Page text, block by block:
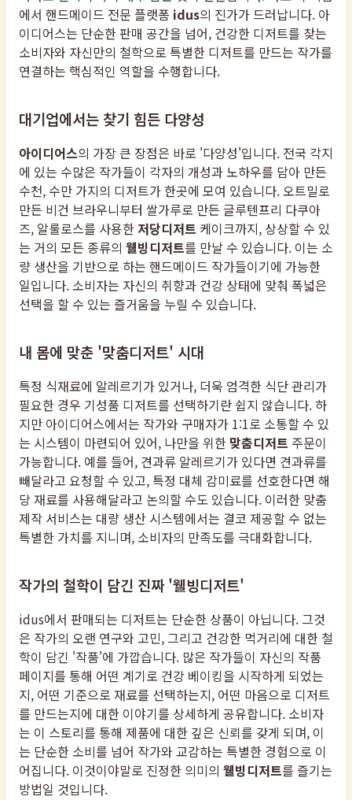
에서 핸드메이드 전문 플랫폼 idus의 진가가 드러납니다. 아
이디어스는 단순한 판매 공간을 넘어, 건강한 디저트를 찾는
소비자와 자신만의 철학으로 특별한 디저트를 만드는 작가를
연결하는 핵심적인 역할을 수행합니다.
대기업에서는 찾기 힘든 다양성
아이디어스의 가장 큰 장점은 바로 '다양성'입니다. 전국 각지
에 있는 수많은 작가들이 각자의 개성과 노하우를 담아 만든
수천, 수만 가지의 디저트가 한곳에 모여 있습니다. 오트밀로
만든 비건 브라우니부터 쌀가루로 만든 글루텐프리 다쿠아
즈, 알룰로스를 사용한 저당디저트 케이크까지, 상상할 수 있
는 거의 모든 종류의 웰빙디저트를 만날 수 있습니다. 이는 소
량 생산을 기반으로 하는 핸드메이드 작가들이기에 가능한
일입니다. 소비자는 자신의 취향과 건강 상태에 맞춰 폭넓은
선택을 할 수 있는 즐거움을 누릴 수 있습니다.
내 몸에 맞춘 '맞춤디저트' 시대
특정 식재료에 알레르기가 있거나, 더욱 엄격한 식단 관리가
필요한 경우 기성품 디저트를 선택하기란 쉽지 않습니다. 하
지만 아이디어스에서는 작가와 구매자가 1:1로 소통할 수 있
는 시스템이 마련되어 있어, 나만을 위한 맞춤디저트 주문이
가능합니다. 예를 들어, 견과류 알레르기가 있다면 견과류를
빼달라고 요청할 수 있고, 특정 대체 감미료를 선호한다면 해
당 재료를 사용해달라고 논의할 수도 있습니다. 이러한 맞춤
제작 서비스는 대량 생산 시스템에서는 결코 제공할 수 없는
특별한 가치를 지니며, 소비자의 만족도를 극대화합니다.
작가의 철학이 담긴 진짜 '웰빙디저트'
idus에서 판매되는 디저트는 단순한 상품이 아닙니다. 그것
은 작가의 오랜 연구와 고민, 그리고 건강한 먹거리에 대한 철
학이 담긴 '작품'에 가깝습니다. 많은 작가들이 자신의 작품
페이지를 통해 어떤 계기로 건강 베이킹을 시작하게 되었는
지, 어떤 기준으로 재료를 선택하는지, 어떤 마음으로 디저트
를 만드는지에 대한 이야기를 상세하게 공유합니다. 소비자
는 이 스토리를 통해 제품에 대한 깊은 신뢰를 갖게 되며, 이
는 단순한 소비를 넘어 작가와 교감하는 특별한 경험으로 이
어집니다. 이것이야말로 진정한 의미의 웰빙디저트를 즐기는
방법일 것입니다.